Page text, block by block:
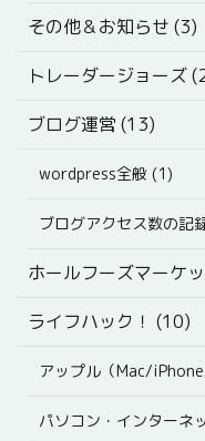
その他＆お知らせ (3)
トレーダージョーズ
ブログ運営 (13)
wordpress全般 (1)
ブログアクセス数の記
ホールフーズマーケ
ライフハック！ (10)
アップル（Mac/
パソコン・インターネ